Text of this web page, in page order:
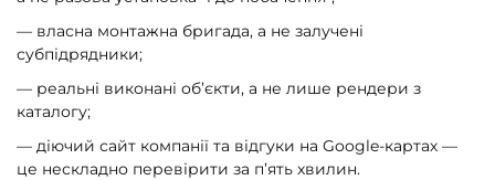
— власна монтажна бригада, а не залучені
субпідрядники;
— реальні виконані об’єкти, а не лише рендери з
каталогу;
— діючий сайт компанії та відгуки на Google-картах —
це нескладно перевірити за п’ять хвилин.